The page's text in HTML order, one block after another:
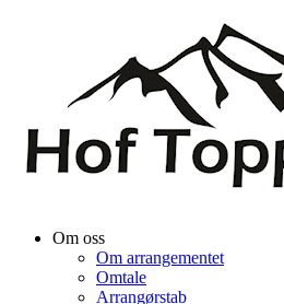
Om oss
Om arrangementet
Omtale
Arrangørstab